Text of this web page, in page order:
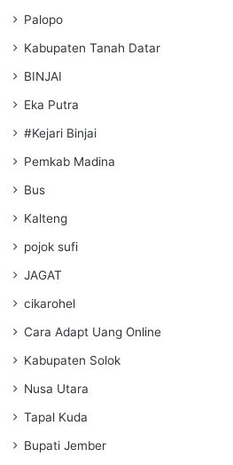
Palopo
Kabupaten Tanah Datar
BINJAI
Eka Putra
#Kejari Binjai
Pemkab Madina
Bus
Kalteng
pojok sufi
JAGAT
cikarohel
Cara Adapt Uang Online
Kabupaten Solok
Nusa Utara
Tapal Kuda
Bupati Jember